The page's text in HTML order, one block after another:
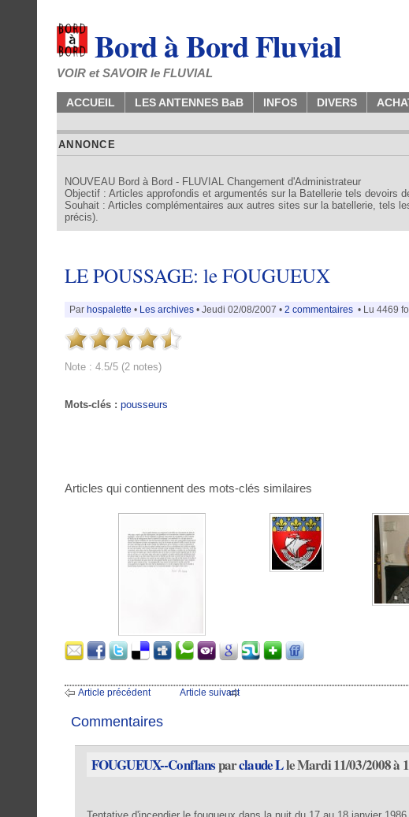
Bord à Bord Fluvial
VOIR et SAVOIR le FLUVIAL
ACCUEIL LES ANTENNES BaB INFOS DIVERS
ANNONCE
NOUVEAU Bord à Bord - FLUVIAL Changement d'Administrateur
Objectif : Articles approfondis et argumentés sur la Batellerie tels devoirs
Souhait : Articles complémentaires aux autres sites sur la batellerie, tels
précis).
LE POUSSAGE: le FOUGUEUX
Par hospalette • Les archives • Jeudi 02/08/2007 • 2 commentaires • Lu 4469
Note : 4.5/5 (2 notes)
Mots-clés : pousseurs
Articles qui contiennent des mots-clés similaires
Article précédent Article suivant
Commentaires
FOUGUEUX--Conflansparclaude Lle Mardi 11/03/2008 à